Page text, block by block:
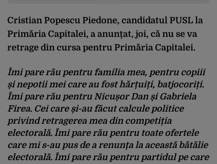
Cristian Popescu Piedone, candidatul PUSL la
Primăria Capitalei, a anunțat, joi, că nu se va
retrage din cursa pentru Primăria Capitalei.
Îmi pare rău pentru familia mea, pentru copiii
și nepotii mei care au fost hărțuiți, batjocoriți.
Îmi pare rău pentru Nicușor Dan și Gabriela
Firea. Cei care și-au făcut calcule politice
privind retragerea mea din competiția
electorală. Îmi pare rău pentru toate ofertele
care mi s-au pus de a renunța la această bătălie
electorală. Îmi pare rău pentru partidul pe care